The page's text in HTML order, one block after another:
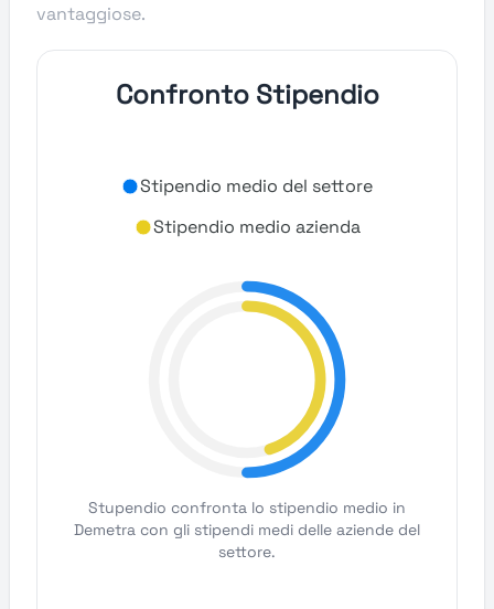
vantaggiose.
Confronto Stipendio
Stipendio medio del settore
Stipendio medio azienda
Stupendio confronta lo stipendio medio in
Demetra con gli stipendi medi delle aziende del
settore.